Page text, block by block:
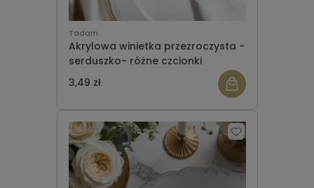
Tadam
Akrylowa winietka przezroczysta -
serduszko- różne czcionki
3,49 zł